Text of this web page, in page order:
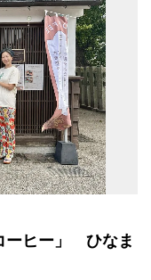
ーヒー」 ひなま